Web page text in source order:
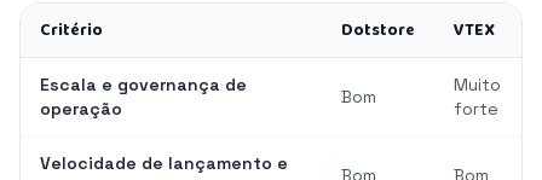
Critério Dotstore VTEX
Escala e governança de
operação
Bom
Muito
forte
Velocidade de lançamento e
Bom Bom